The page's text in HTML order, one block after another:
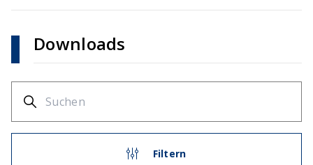
Downloads
Filtern